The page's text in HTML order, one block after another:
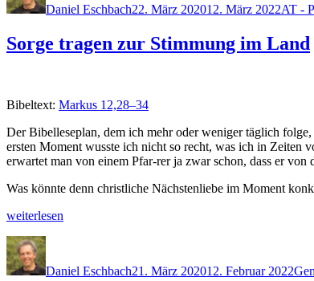
Daniel Eschbach22. März 202012. März 2022AT -
Sorge tragen zur Stimmung im Land
Bibel­text: Markus 12,28–34
Der Bibelle­se­plan, dem ich mehr oder weniger täglich
ersten Moment wusste ich nicht so recht, was ich in Zeit­en
erwartet man von einem Pfar-rer ja zwar schon, dass er
Was kön­nte denn christliche Näch­sten­liebe im Moment
„Sorge
gen
zur
Stim­
weit­er­lesen
Autor
Daniel Eschbach21. März 202012. Februar 2022